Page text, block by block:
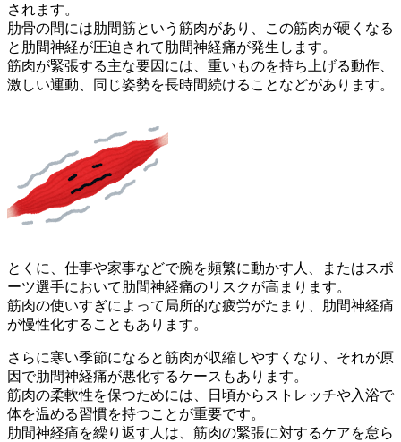
されま す。
肋骨の間には肋間筋という筋肉があり、この筋肉が硬くなる
と肋間神経が圧迫されて肋間神経痛が発生します。
筋肉が緊張する主な要因には、重いものを持ち上げる動作、
激しい運動、同じ姿勢を長時間続けることなどがあります。
とくに、仕事や家事などで腕を頻繁に動かす人、またはスポ
ーツ選手において肋間神経痛のリスクが高まります。
筋肉の使いすぎによって局所的な疲労がたまり、肋間神経痛
が慢性化することもあります。
さらに寒い季節になると筋肉が収縮しやすくなり、それが原
因で肋間神経痛が悪化するケースもあります。
筋肉の柔軟性を保つためには、日頃からストレッチや入浴で
体を温める習慣を持つことが重要です。
肋間神経痛を繰り返す人は、筋肉の緊張に対するケアを怠ら